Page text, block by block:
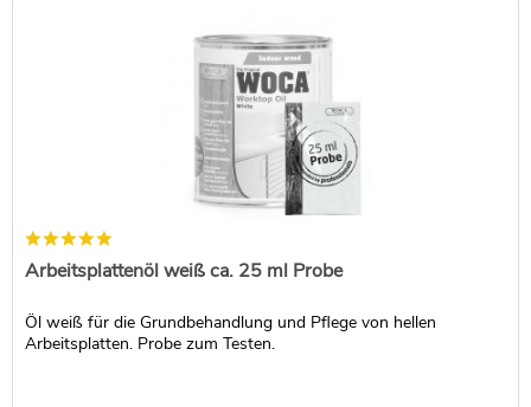
Arbeitsplattenöl weiß ca. 25 ml Probe
Öl weiß für die Grundbehandlung und Pflege von hellen
Arbeitsplatten. Probe zum Testen.